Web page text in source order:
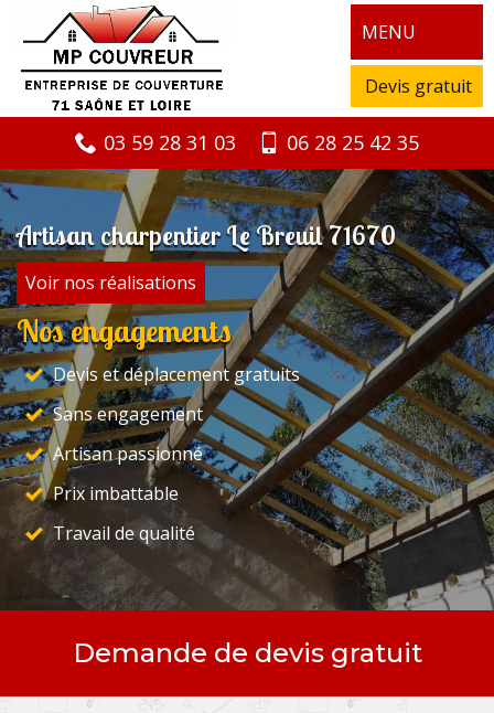
MENU
Devis gratuit
03 59 28 31 03 06 28 25 42 35
Artisan charpentier Le Breuil 71670
Voir nos réalisations
Nos engagements
Devis et déplacement gratuits
Sans engagement
Artisan passionné
Prix imbattable
Travail de qualité
Demande de devis gratuit